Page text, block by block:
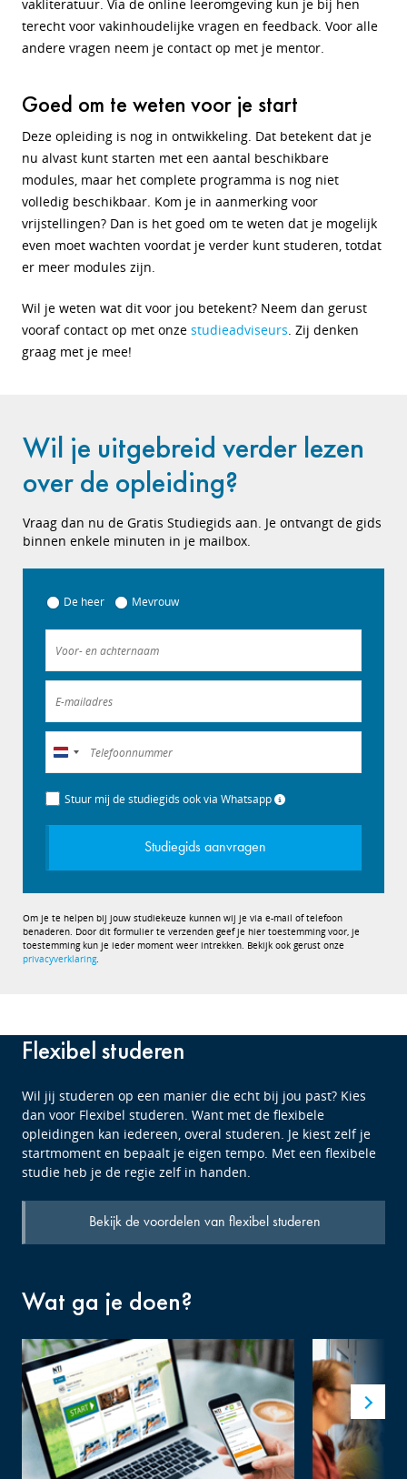
vakliteratuur. Via de online leeromgeving kun je bij hen
terecht voor vakinhoudelijke vragen en feedback. Voor alle
andere vragen neem je contact op met je mentor.
Goed om te weten voor je start
Deze opleiding is nog in ontwikkeling. Dat betekent dat je
nu alvast kunt starten met een aantal beschikbare
modules, maar het complete programma is nog niet
volledig beschikbaar. Kom je in aanmerking voor
vrijstellingen? Dan is het goed om te weten dat je mogelijk
even moet wachten voordat je verder kunt studeren, totdat
er meer modules zijn.
Wil je weten wat dit voor jou betekent? Neem dan gerust
vooraf contact op met onze studieadviseurs. Zij denken
graag met je mee!
Wil je uitgebreid verder lezen
over de opleiding?
Vraag dan nu de Gratis Studiegids aan. Je ontvangt de gids
binnen enkele minuten in je mailbox.
De heer Mevrouw
Nederland
+31
Stuur mij de studiegids ook via Whatsapp
Studiegids aanvragen
Om je te helpen bij jouw studiekeuze kunnen wij je via e-mail of telefoon
benaderen. Door dit formulier te verzenden geef je hier toestemming voor, je
toestemming kun je ieder moment weer intrekken. Bekijk ook gerust onze
privacyverklaring.
Flexibel studeren
Wil jij studeren op een manier die echt bij jou past? Kies
dan voor Flexibel studeren. Want met de flexibele
opleidingen kan iedereen, overal studeren. Je kiest zelf je
startmoment en bepaalt je eigen tempo. Met een flexibele
studie heb je de regie zelf in handen.
Bekijk de voordelen van flexibel studeren
Wat ga je doen?